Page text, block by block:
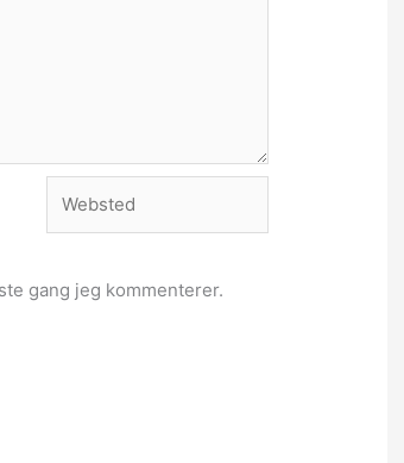
gang jeg kommenterer.